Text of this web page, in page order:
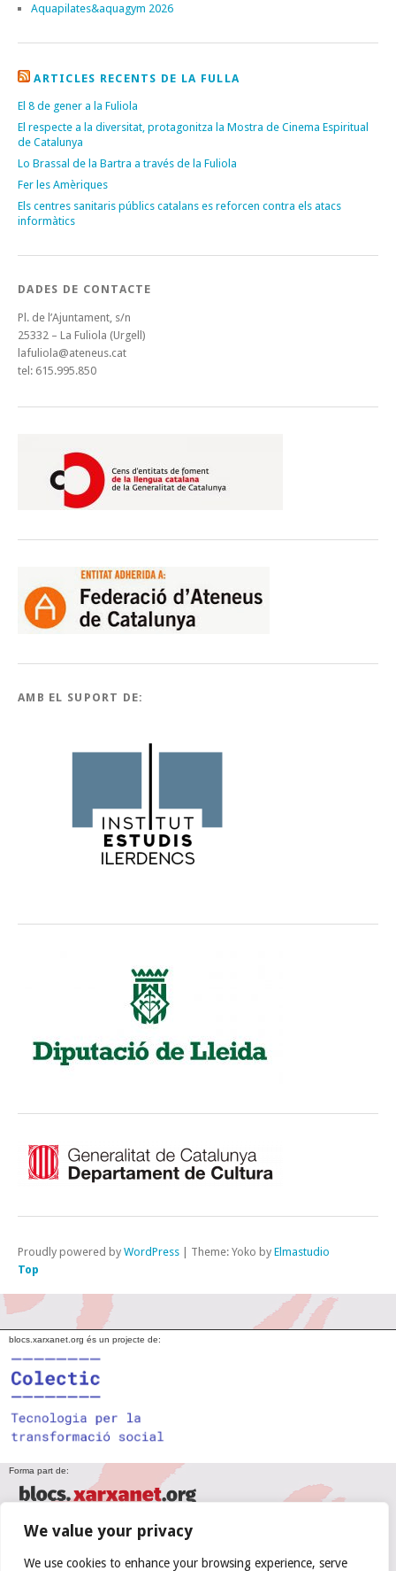
We value your privacy
We use cookies to enhance your browsing experience, serve
Aquapilates&aquagym 2026
ARTICLES RECENTS DE LA FULLA
El 8 de gener a la Fuliola
El respecte a la diversitat, protagonitza la Mostra de Cinema Espiritual
de Catalunya
Lo Brassal de la Bartra a través de la Fuliola
Fer les Amèriques
Els centres sanitaris públics catalans es reforcen contra els atacs
informàtics
DADES DE CONTACTE
Pl. de l’Ajuntament, s/n
25332 – La Fuliola (Urgell)
lafuliola@ateneus.cat
tel: 615.995.850
AMB EL SUPORT DE:
Proudly powered by WordPress | Theme: Yoko by Elmastudio
Top
blocs.xarxanet.org és un projecte de:
Forma part de: